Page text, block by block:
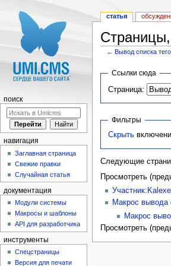
←Вывод списка
Ссылки сюда
Страница:
Фильтры
Скрыть
Следующие
Просмотреть
Макрос вывода
Макрос
Просмотреть
статья
поиск
навигация
Заглавная страница
Свежие правки
Случайная статья
документация
Модули системы
Макросы и шаблоны
API для разработчика
инструменты
Спецстраницы
Версия для печати